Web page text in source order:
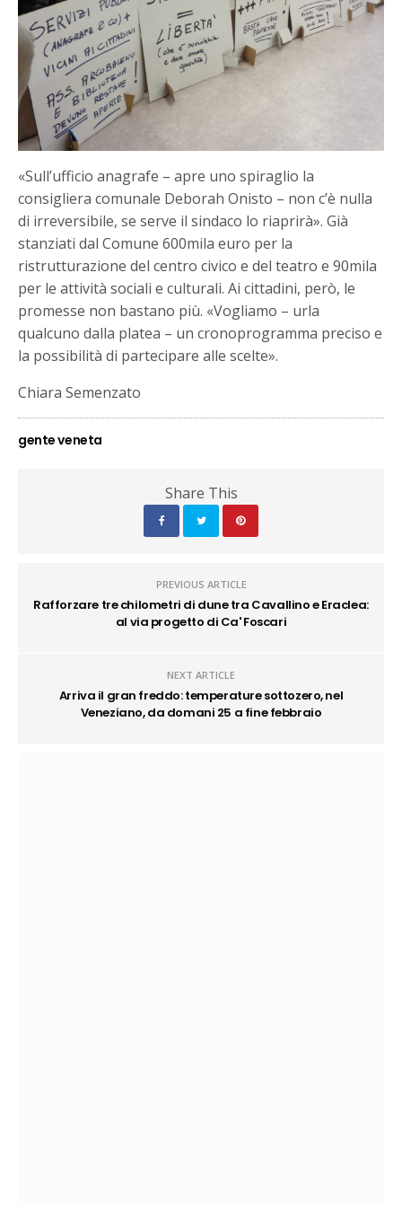
«Sull’ufficio anagrafe – apre uno spiraglio la
consigliera comunale Deborah Onisto – non c’è nulla
di irreversibile, se serve il sindaco lo riaprirà». Già
stanziati dal Comune 600mila euro per la
ristrutturazione del centro civico e del teatro e 90mila
per le attività sociali e culturali. Ai cittadini, però, le
promesse non bastano più. «Vogliamo – urla
qualcuno dalla platea – un cronoprogramma preciso e
la possibilità di partecipare alle scelte».
Chiara Semenzato
gente veneta
Share This
PREVIOUS ARTICLE
Rafforzare tre chilometri di dune tra Cavallino e Eraclea:
al via progetto di Ca' Foscari
NEXT ARTICLE
Arriva il gran freddo: temperature sottozero, nel
Veneziano, da domani 25 a fine febbraio